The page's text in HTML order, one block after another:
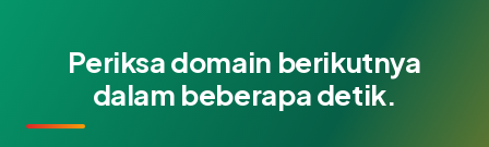
Periksa domain berikutnya
dalam beberapa detik.